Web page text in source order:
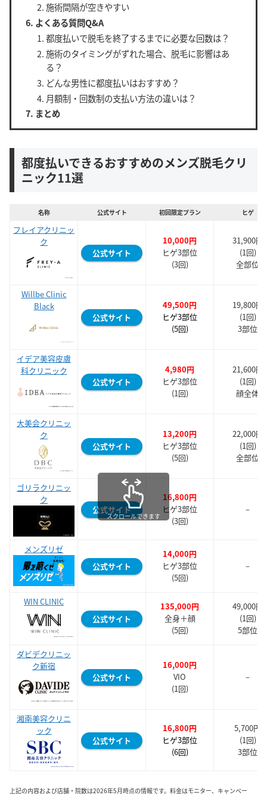
施術間隔が空きやすい
よくある質問Q&A
都度払いで脱毛を終了するまでに必要な回数は？
施術のタイミングがずれた場合、脱毛に影響はあ
る？
どんな男性に都度払いはおすすめ？
月額制・回数制の支払い方法の違いは？
まとめ
都度払いできるおすすめのメンズ脱毛クリ
ニック11選
名称 公式サイト 初回限定プラン ヒゲ
フレイアクリニッ
ク
公式サイト
10,000円
ヒゲ3部位
(3回)
31,900円
(1回)
全部位
Willbe Clinic
Black
公式サイト
49,500円
ヒゲ3部位
(5回)
19,800円
(1回)
3部位
イデア美容皮膚
科クリニック
公式サイト
4,980円
ヒゲ3部位
(1回)
21,600円
(1回)
顔全体
大美会クリニッ
ク
公式サイト
13,200円
ヒゲ3部位
(5回)
22,000円
(1回)
全部位
ゴリラクリニッ
ク
公式サイト
16,800円
ヒゲ3部位
(3回)
–
メンズリゼ
公式サイト
14,000円
ヒゲ3部位
(5回)
–
WIN CLINIC
公式サイト
135,000円
全身＋顔
(5回)
49,000円
(1回)
5部位
ダビデクリニッ
ク新宿
公式サイト
16,000円
VIO
(1回)
–
湘南美容クリニ
ック
公式サイト
16,800円
ヒゲ3部位
(6回)
5,700円
(1回)
3部位
スクロールできます
上記の内容および店舗・院数は2026年5月時点の情報です。料金はモニター、キャンペー